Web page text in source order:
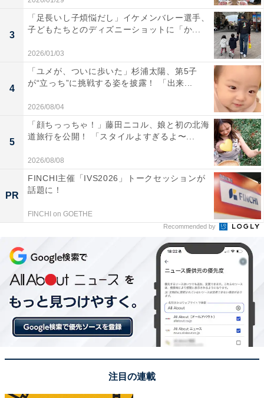
3
「足長いし子煩悩だし」イケメンバレー選手、
子どもたちとのディズニーショットに「か...
2026/01/03
4
「ユメが、ついに歩いた」杉浦太陽、第5子
が“立っち”に挑戦する姿を披露！ 「出来...
2026/08/04
5
「顔ちっっちゃ！」藤田ニコル、娘と初の北海
道旅行を公開！ 「スタイルよすぎるよ〜...
2026/08/08
PR
FINCHI主催「IVS2026」トークセッションが
話題に！
FINCHI on GOETHE
Recommended by
注目の連載